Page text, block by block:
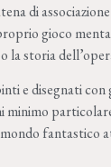
di
gioco
la storia
e disegnati
minimo
fantastico